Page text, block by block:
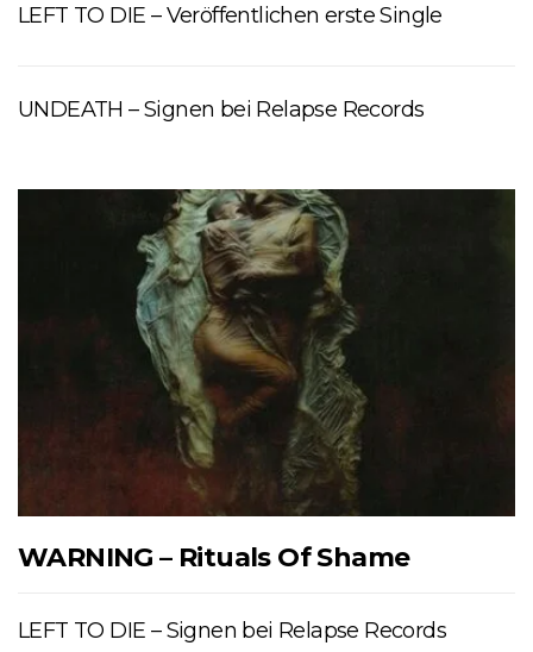
LEFT TO DIE – Veröffentlichen erste Single
UNDEATH – Signen bei Relapse Records
WARNING – Rituals Of Shame
LEFT TO DIE – Signen bei Relapse Records